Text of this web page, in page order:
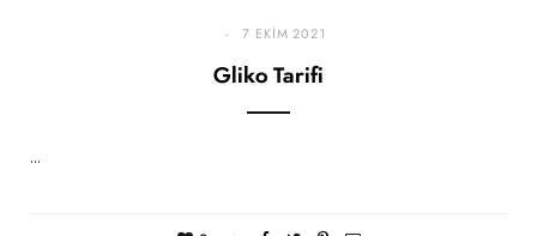
7 EKIM 2021
Gliko Tarifi
…